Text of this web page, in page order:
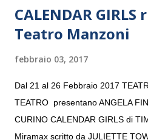
CALENDAR
Teatro Manzoni
febbraio 03, 2017
Dal 21 al 26 Febbraio 2017
TEATRO presentano ANGELA
CURINO CALENDAR GIRLS di
Miramax scritto da JULIETTE